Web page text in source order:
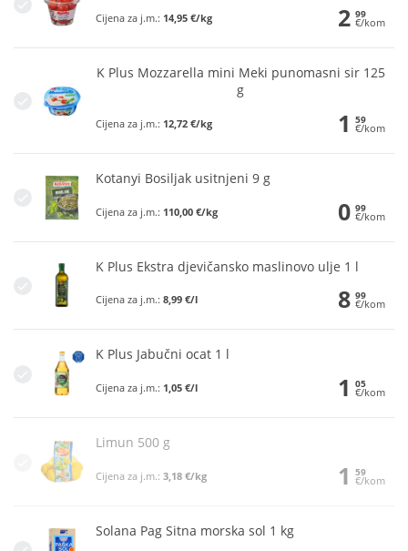
Cijena za j.m.: 14,95 €/kg 2 99
€/kom
K Plus Mozzarella mini Meki punomasni sir 125
g
Cijena za j.m.: 12,72 €/kg 1 59
€/kom
Kotanyi Bosiljak usitnjeni 9 g
Cijena za j.m.: 110,00 €/kg 0 99
€/kom
K Plus Ekstra djevičansko maslinovo ulje 1 l
Cijena za j.m.: 8,99 €/l 8 99
€/kom
K Plus Jabučni ocat 1 l
Cijena za j.m.: 1,05 €/l 1 05
€/kom
Limun 500 g
Cijena za j.m.: 3,18 €/kg 1 59
€/kom
Solana Pag Sitna morska sol 1 kg